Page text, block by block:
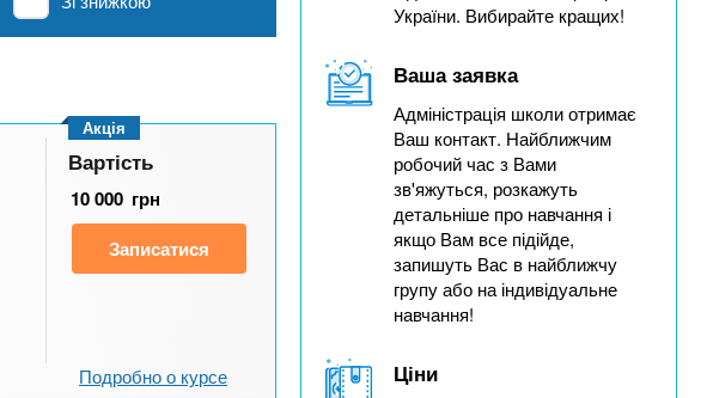
Акція
Вартість
10 000 грн
Записатися
Подробно о курсе
України. Вибирайте кращих!
Ваша заявка
Адміністрація школи отримає
Ваш контакт. Найближчим
робочий час з Вами
зв'яжуться, розкажуть
детальніше про навчання і
якщо Вам все підійде,
запишуть Вас в найближчу
групу або на індивідуальне
навчання!
Ціни